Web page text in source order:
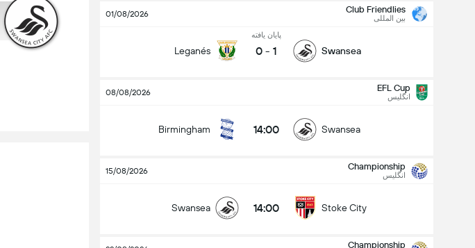
Club Friendlies
بین المللی 01/08/2026
Swansea
پایان یافته
1
-
0
Leganés
EFL Cup
انگلیس 08/08/2026
Swansea
14:00
Birmingham
Championship
انگلیس 15/08/2026
Stoke City
14:00
Swansea
Championship